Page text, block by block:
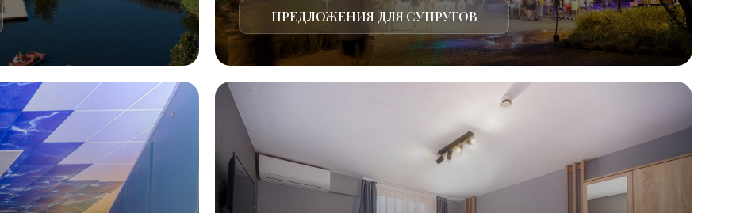
ПРЕДЛОЖЕНИЯ ДЛЯ СУПРУГОВ